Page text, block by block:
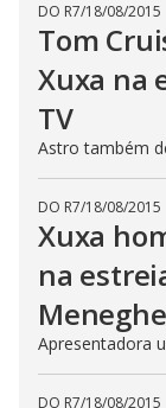
DO R7/18/08/2015
Tom
Xuxa na
TV
Astro também
DO R7/18/08/2015
Xuxa
na
Apresentadora
DO R7/18/08/2015